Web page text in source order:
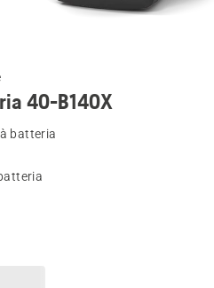
40-B140X
batteria